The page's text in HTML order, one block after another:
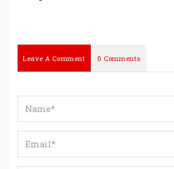
Leave A Comment 0 Comments